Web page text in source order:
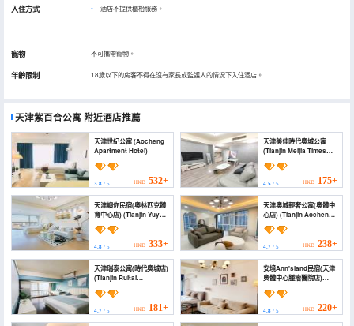
入住方式 酒店不提供櫃枱服務。
寵物 不可攜帶寵物。
年齡限制 18歲以下的房客不得在沒有家長或監護人的情況下入住酒店。
天津紫百合公寓 附近酒店推薦
天津世紀公寓 (Aocheng
Apartment Hotel)
3.8 / 5 HKD 532+
天津美佳時代奧城公寓
(Tianjin Meijia Times
Aocheng Hotel-style
Apartment)
4.5/ 5 HKD 175+
天津嶼你民宿(奧林匹克體
育中心店) (Tianjin Yuyou
Homestay (Olympic
Sports Center))
4.8 / 5 HKD 333+
天津奧城輕奢公寓(奧體中
心店) (Tianjin Aocheng
Light Luxury Serviced
Apartment (Olympic
Sports Center))
4.7/ 5 HKD 238+
天津瑞泰公寓(時代奧城店)
(Tianjin Ruitai
Cheng))
4.7 / 5 HKD 181+
安境Ann'sland民宿(天津
奧體中心腫瘤醫院店)
Homestay (Tianjin
Olympic Sports Center
Tumor Hospital))
4.8/ 5 HKD 220+